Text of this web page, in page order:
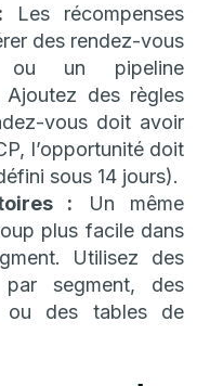
Les récompenses
des rendez-vous
un pipeline
Ajoutez des règles
vous doit avoir
l’opportunité doit
sous 14 jours).
: Un même
plus facile dans
Utilisez des
segment, des
ou des tables de